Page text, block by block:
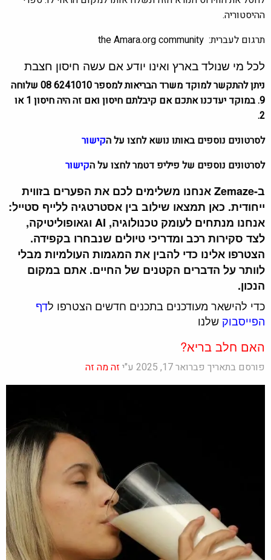
ההיסטוריה.
תרגום לעברית: the Amara.org community
לכל מי שנולד בארץ ואינו יודע אם עשה חיסון חצבת
ניתן להתקשר למוקד משרד הבריאות למספר 6241010 08 שלוחה
9. במוקד יעדכנו אתכם אם קיבלתם חיסון ואם זה היה חיסון 1 או
לסרטונים נוספים באותו נושא לחצו על הקישור
לסרטונים נוספים של פיליפ דטמר לחצו על הקישור
ב-Zemaze אנחנו משלימים לכם את הפערים בזווית
ייחודית. כאן תמצאו שילוב בין אסטרטגיה ללייף סטייל:
אנחנו מנתחים לעומק טכנולוגיה, AI וגאופוליטיקה,
לצד סקירות רכב ומדריכי טיולים שנבחרו בקפידה.
הצטרפו אלינו כדי להבין את המגמות העולמיות מבלי
לוותר על הדברים הקטנים של החיים. אתם במקום
הנכון.
כדי להישאר מעודכנים בתכנים חדשים הצטרפו ל דף
הפייסבוקשלנו
האם חלב בריא?
פורסם בתאריך פברואר 17, 2025 ע"י זה מה זה